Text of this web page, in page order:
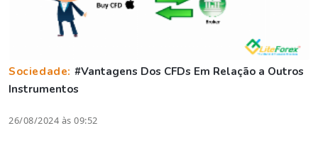
Sociedade: #Vantagens Dos CFDs Em Relação a Outros
Instrumentos
26/08/2024 às 09:52